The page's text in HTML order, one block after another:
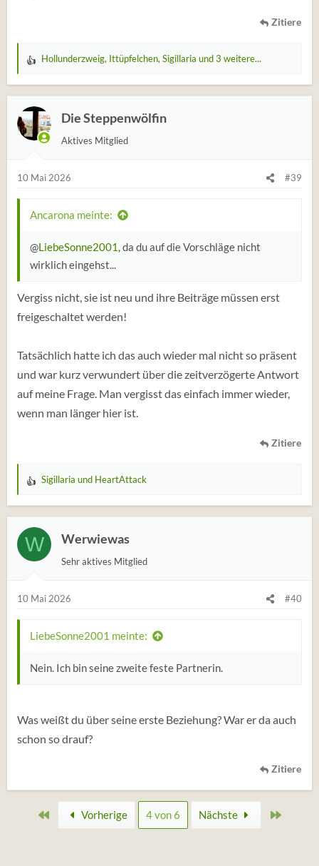
Zitiere
W
r
t
u
n
e
n
Hollunderzweig, Ittüpfelchen, Sigillaria und 3 weitere...
Die Steppenwölfin
Aktives Mitglied
10 Mai 2026 #39
Ancarona meinte:
@LiebeSonne2001 , da du auf die Vorschläge nicht
wirklich eingehst...
Vergiss nicht, sie ist neu und ihre Beiträge müssen erst
freigeschaltet werden!
Tatsächlich hatte ich das auch wieder mal nicht so präsent
und war kurz verwundert über die zeitverzögerte Antwort
auf meine Frage. Man vergisst das einfach immer wieder,
wenn man länger hier ist.
Zitiere
W
r
t
u
n
e
n
Sigillaria und HeartAttack
W Werwiewas
Sehr aktives Mitglied
10 Mai 2026 #40
LiebeSonne2001 meinte:
Nein. Ich bin seine zweite feste Partnerin.
Was weißt du über seine erste Beziehung? War er da auch
schon so drauf?
Zitiere
Erste Vorherige 4 von 6 Nächste